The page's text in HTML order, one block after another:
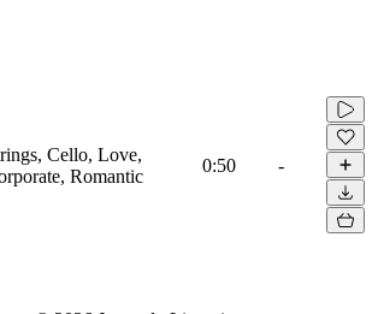
Cello, Love,
Romantic
0:50 -